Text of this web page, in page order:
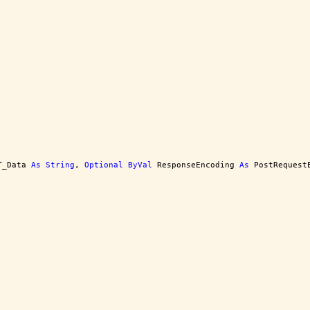
As String , Optional ByVal ResponseEncoding As